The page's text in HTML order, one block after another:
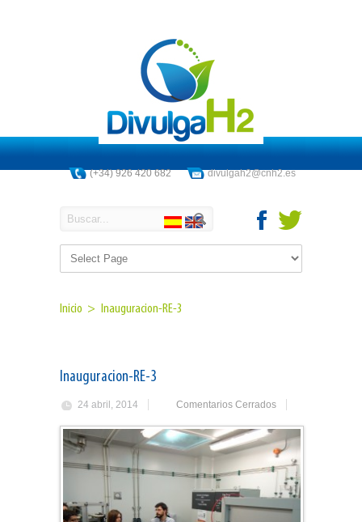
(+34) 926 420 682 divulgah2@cnh2.es
Inicio > Inauguracion-RE-3
Inauguracion-RE-3
24 abril, 2014 Comentarios Cerrados